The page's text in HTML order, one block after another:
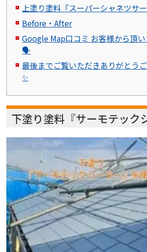
上塗り塗料『スーパーシャネツサ
Before・After
Google Map口コミ お客様から頂
🗣️
最後までご覧いただきありがとう
✨
下塗り塗料 『サーモテック